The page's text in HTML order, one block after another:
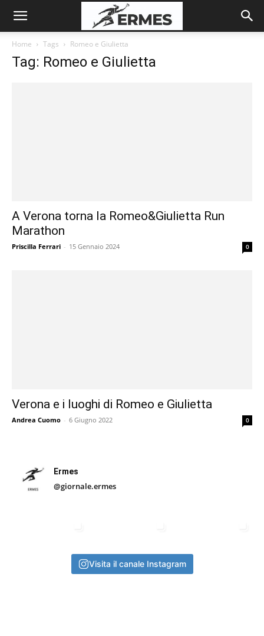
Home Tags Romeo e Giulietta
Tag: Romeo e Giulietta
A Verona torna la Romeo&Giulietta Run
Marathon
Priscilla Ferrari - 15 Gennaio 2024 0
Verona e i luoghi di Romeo e Giulietta
Andrea Cuomo - 6 Giugno 2022 0
Ermes
@giornale.ermes
Visita il canale Instagram